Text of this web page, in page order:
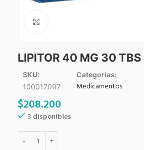
LIPITOR 40 MG 30 TBS
SKU:
100017097
Categorías:
Medicamentos
$208.200
3 disponibles